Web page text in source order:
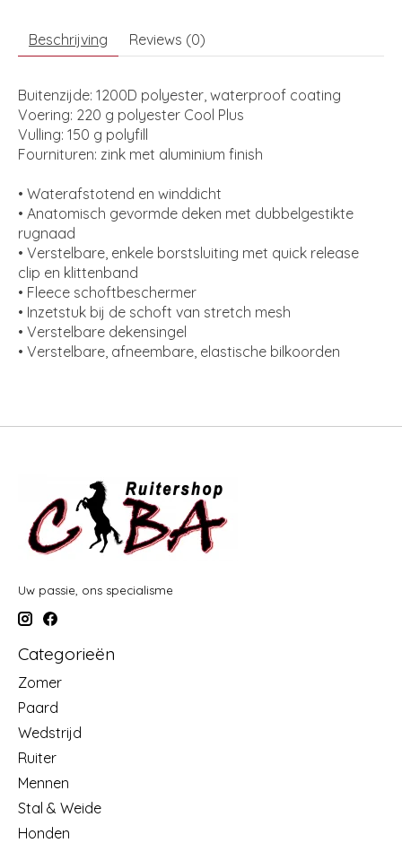
Beschrijving Reviews (0)
Buitenzijde: 1200D polyester, waterproof coating
Voering: 220 g polyester Cool Plus
Vulling: 150 g polyfill
Fournituren: zink met aluminium finish
• Waterafstotend en winddicht
• Anatomisch gevormde deken met dubbelgestikte
rugnaad
• Verstelbare, enkele borstsluiting met quick release
clip en klittenband
• Fleece schoftbeschermer
• Inzetstuk bij de schoft van stretch mesh
• Verstelbare dekensingel
• Verstelbare, afneembare, elastische bilkoorden
Uw passie, ons specialisme
Categorieën
Zomer
Paard
Wedstrijd
Ruiter
Mennen
Stal & Weide
Honden